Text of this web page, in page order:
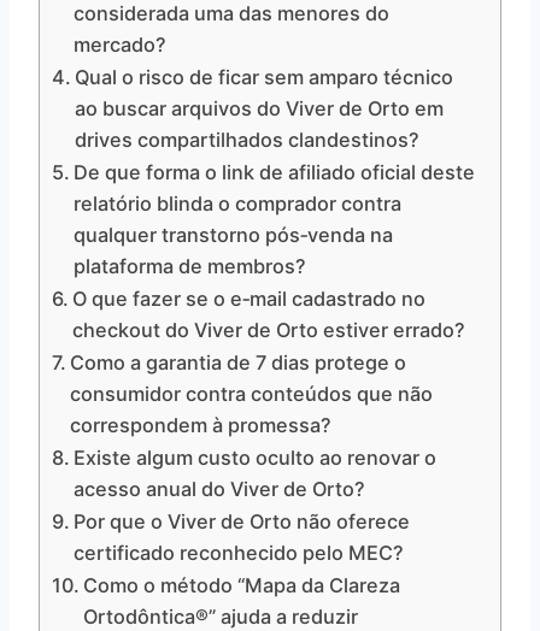
considerada uma das menores do
mercado?
Qual o risco de ficar sem amparo técnico
ao buscar arquivos do Viver de Orto em
drives compartilhados clandestinos?
De que forma o link de afiliado oficial deste
relatório blinda o comprador contra
qualquer transtorno pós‑venda na
plataforma de membros?
O que fazer se o e‑mail cadastrado no
checkout do Viver de Orto estiver errado?
Como a garantia de 7 dias protege o
consumidor contra conteúdos que não
correspondem à promessa?
Existe algum custo oculto ao renovar o
acesso anual do Viver de Orto?
Por que o Viver de Orto não oferece
certificado reconhecido pelo MEC?
Como o método “Mapa da Clareza
Ortodôntica®” ajuda a reduzir